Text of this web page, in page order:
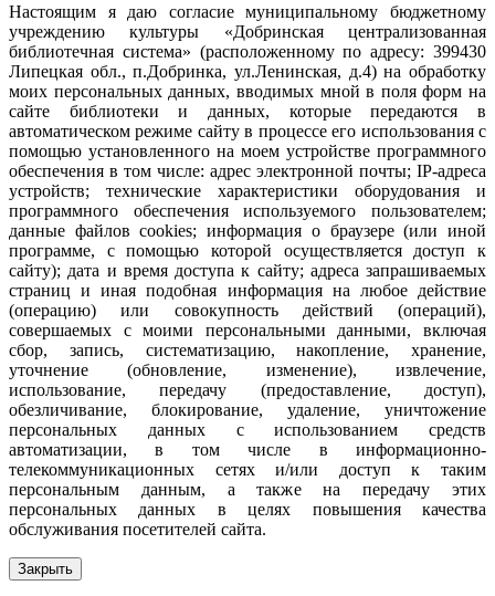
Настоящим я даю согласие муниципальному бюджетному
учреждению культуры «Добринская централизованная
библиотечная система» (расположенному по адресу: 399430
Липецкая обл., п.Добринка, ул.Ленинская, д.4) на обработку
моих персональных данных, вводимых мной в поля форм на
сайте библиотеки и данных, которые передаются в
автоматическом режиме сайту в процессе его использования с
помощью установленного на моем устройстве программного
обеспечения в том числе: адрес электронной почты; IP-адреса
устройств; технические характеристики оборудования и
программного обеспечения используемого пользователем;
данные файлов cookies; информация о браузере (или иной
программе, с помощью которой осуществляется доступ к
сайту); дата и время доступа к сайту; адреса запрашиваемых
страниц и иная подобная информация на любое действие
(операцию) или совокупность действий (операций),
совершаемых с моими персональными данными, включая
сбор, запись, систематизацию, накопление, хранение,
уточнение (обновление, изменение), извлечение,
использование, передачу (предоставление, доступ),
обезличивание, блокирование, удаление, уничтожение
персональных данных с использованием средств
автоматизации, в том числе в информационно-
телекоммуникационных сетях и/или доступ к таким
персональным данным, а также на передачу этих
персональных данных в целях повышения качества
обслуживания посетителей сайта.
Закрыть